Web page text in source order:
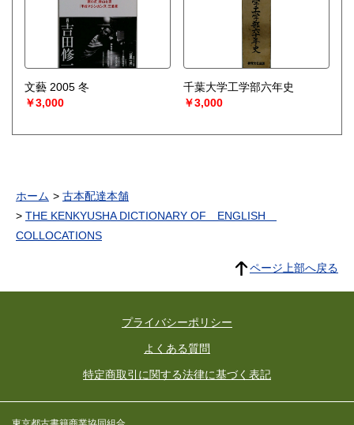
文藝 2005 冬
￥3,000
千葉大学工学部六年史
￥3,000
ホーム
古本配達本舗
THE KENKYUSHA DICTIONARY OF ENGLISH
COLLOCATIONS
ページ上部へ戻る
プライバシーポリシー
よくある質問
特定商取引に関する法律に基づく表記